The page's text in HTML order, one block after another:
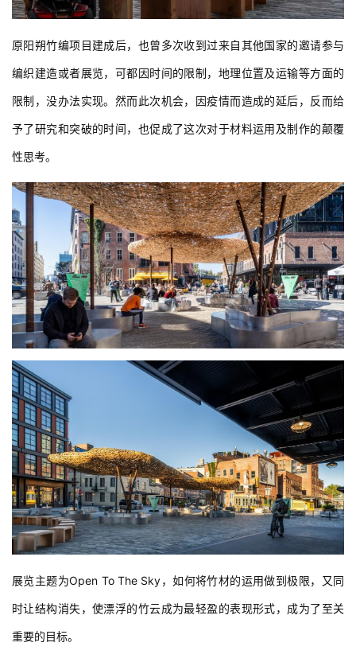
原阳朔竹编项目建成后，也曾多次收到过来自其他国家的邀请参与
编织建造或者展览，可都因时间的限制，地理位置及运输等方面的
限制，没办法实现。然而此次机会，因疫情而造成的延后，反而给
予了研究和突破的时间，也促成了这次对于材料运用及制作的颠覆
性思考。
展览主题为Open To The Sky，如何将竹材的运用做到极限，又同
时让结构消失，使漂浮的竹云成为最轻盈的表现形式，成为了至关
重要的目标。